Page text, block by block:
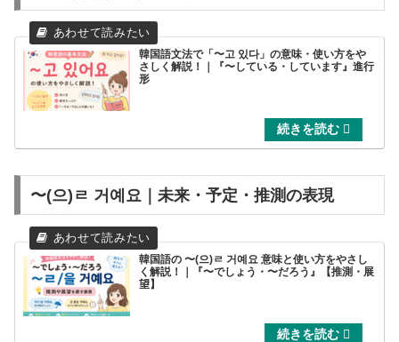
韓国語文法で「〜고 있다」の意味・使い方をや
さしく解説！｜『〜している・しています』進行
形
〜(으)ㄹ 거예요｜未来・予定・推測の表現
韓国語の 〜(으)ㄹ 거예요 意味と使い方をやさし
く解説！｜『〜でしょう・〜だろう』【推測・展
望】